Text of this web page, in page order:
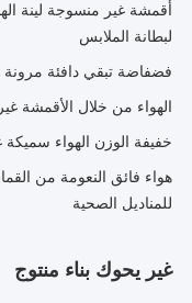
أقمشة غير منسوجة لينة
لبطانة الملابس
فضفاضة تبقي دافئة مرونة
الهواء من خلال الأقمشة
خفيفة الوزن الهواء سميكة
هواء فائق النعومة من
للمناديل الصحية
غير يحوك بناء منتوج